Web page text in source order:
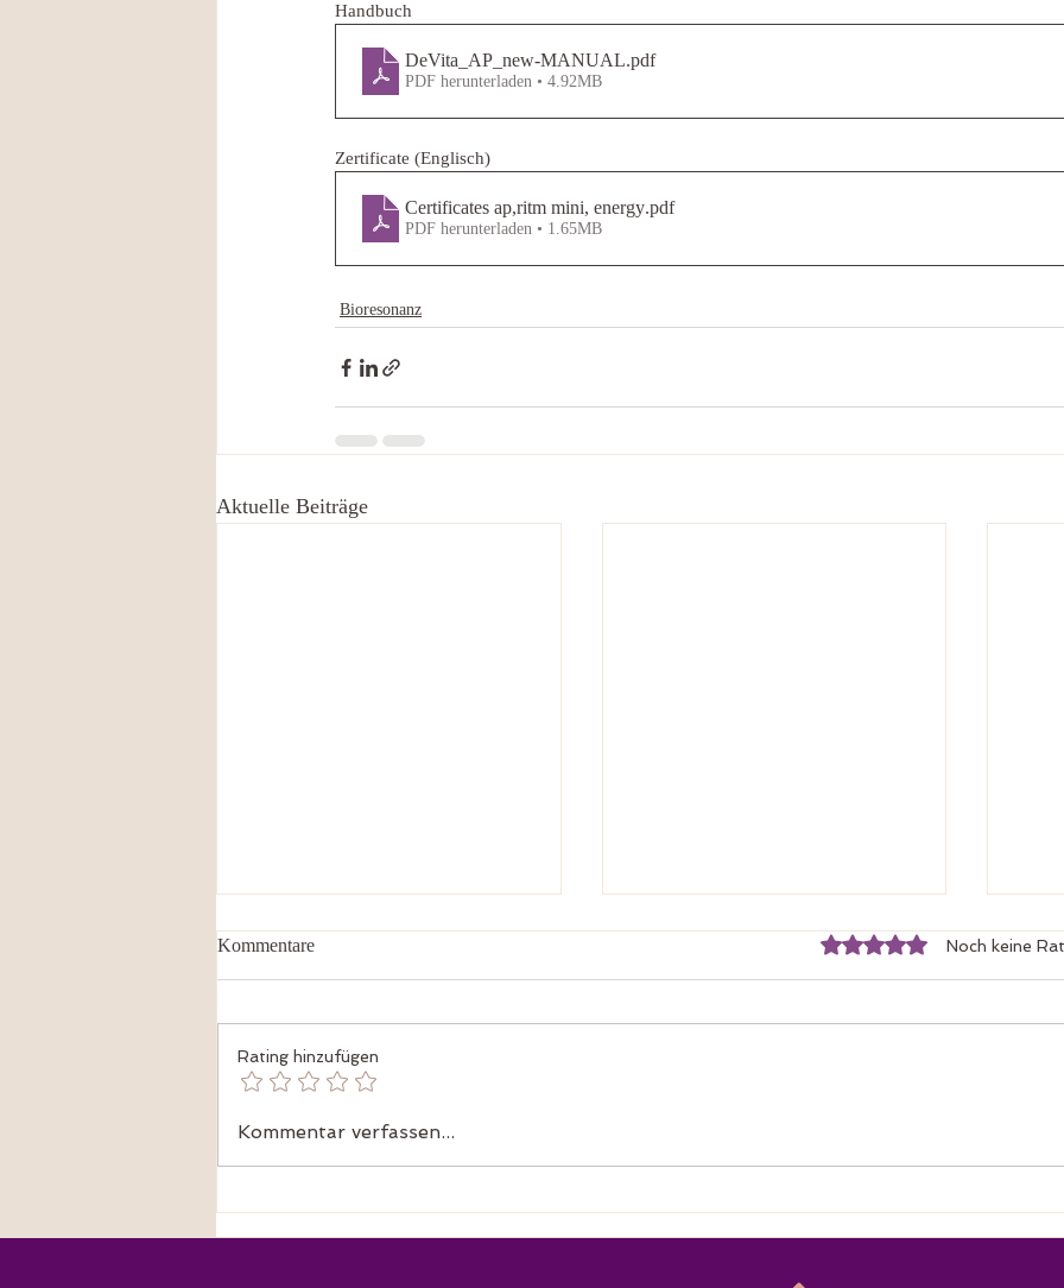
Handbuch
DeVita_AP_new-MANUAL.pdf
PDF herunterladen • 4.92MB
Zertificate (Englisch)
Certificates ap,ritm mini, energy.pdf
PDF herunterladen • 1.65MB
Bioresonanz
Aktuelle Beiträge
Was ist Bioresonanz?
Kommentare Mit 0 von 5 Sternen bewertet.
Noch keine
Rating hinzufügen
Kommentar verfassen...